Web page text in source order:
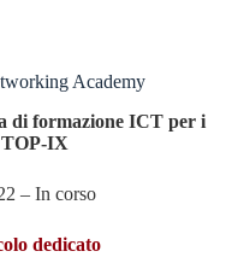
Academy
di formazione ICT per i
TOP-IX
– In corso
dedicato